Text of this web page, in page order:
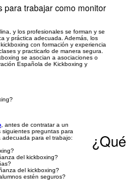
para trabajar como monitor
y los profesionales se forman y se
y práctica adecuada. Además, los
con formación y experiencia
y practicarlo de manera segura.
se asocian a asociaciones o
Española de Kickboxing y
, antes de contratar a un
preguntas para
para el trabajo:
del kickboxing?
del kickboxing?
estén seguros?
¿Qué